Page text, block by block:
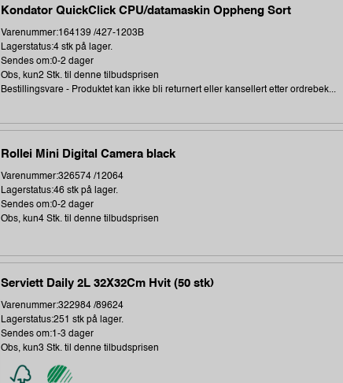
Kondator QuickClick CPU/datamaskin Oppheng Sort
Varenummer:164139 /427-1203B
Lagerstatus:4 stk på lager.
Sendes om:0-2 dager
Obs, kun2 Stk. til denne tilbudsprisen
Bestillingsvare - Produktet kan ikke bli returnert eller kansellert etter ordrebek...
Rollei Mini Digital Camera black
Varenummer:326574 /12064
Lagerstatus:46 stk på lager.
Sendes om:0-2 dager
Obs, kun4 Stk. til denne tilbudsprisen
Serviett Daily 2L 32X32Cm Hvit (50 stk)
Varenummer:322984 /89624
Lagerstatus:251 stk på lager.
Sendes om:1-3 dager
Obs, kun3 Stk. til denne tilbudsprisen